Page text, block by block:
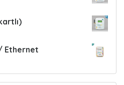
Ethernet